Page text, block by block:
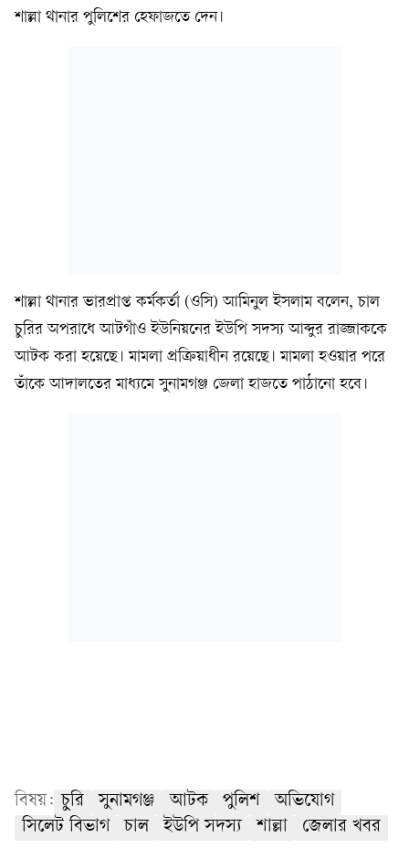
শাল্লা থানার পুলিশের হেফাজতে দেন।
শাল্লা থানার ভারপ্রাপ্ত কর্মকর্তা (ওসি) আমিনুল ইসলাম বলেন, চাল
চুরির অপরাধে আটগাঁও ইউনিয়নের ইউপি সদস্য আব্দুর রাজ্জাককে
আটক করা হয়েছে। মামলা প্রক্রিয়াধীন রয়েছে। মামলা হওয়ার পরে
তাঁকে আদালতের মাধ্যমে সুনামগঞ্জ জেলা হাজতে পাঠানো হবে।
বিষয়: চুরি সুনামগঞ্জ আটক পুলিশ
অভিযোগ
সিলেট বিভাগ
চাল ইউপি সদস্য শাল্লা জেলার খবর